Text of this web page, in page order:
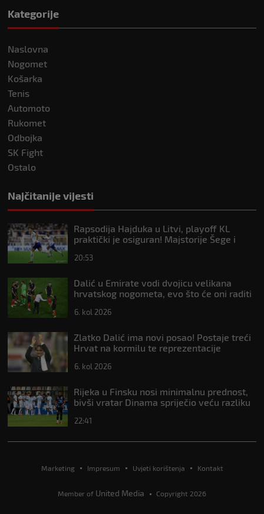
Kategorije
Naslovna
Nogomet
Košarka
Tenis
Automoto
Rukomet
Odbojka
SK Fight
Ostalo
Najčitanije vijesti
Rapsodija Hajduka u Litvi, playoff KL
praktički je osiguran! Majstorije Šege i
20:53
Dalić u Emirate vodi dvojicu velikana
hrvatskog nogometa, evo što će oni raditi
6. kol 2026
Zlatko Dalić ima novi posao! Postaje treći
Hrvat na kormilu te reprezentacije
6. kol 2026
Rijeka u Finsku nosi minimalnu prednost,
bivši vratar Dinama spriječio veću razliku
22:41
Marketing Impresum Uvjeti korištenja Kontakt
Member of United Media Copyright 2026